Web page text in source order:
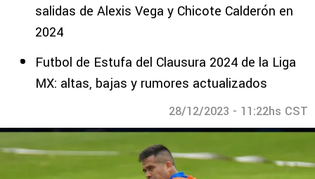
salidas de Alexis Vega y Chicote Calderón en
2024
Futbol de Estufa del Clausura 2024 de la Liga
MX: altas, bajas y rumores actualizados
28/12/2023 - 11:22hs CST